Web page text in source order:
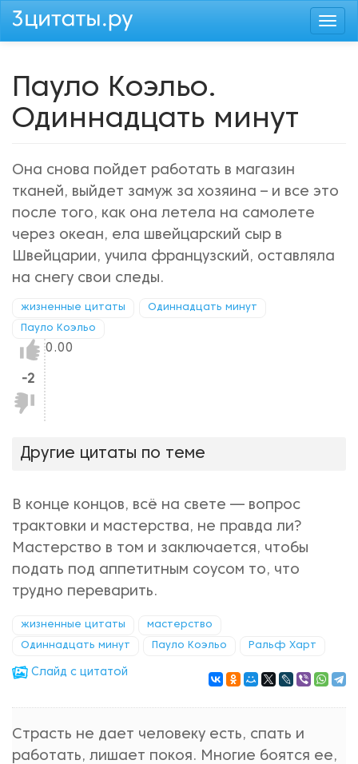
Перейти
Пауло Коэльо.
Одиннадцать минут
Она снова пойдет работать в магазин
тканей, выйдет замуж за хозяина – и все это
после того, как она летела на самолете
через океан, ела швейцарский сыр в
Швейцарии, учила французский, оставляла
на снегу свои следы.
жизненные цитаты Одиннадцать минут
Пауло Коэльо
Нравится!
-2
Не
нравится!
0.00
Другие цитаты по теме
В конце концов, всё на свете — вопрос
трактовки и мастерства, не правда ли?
Мастерство в том и заключается, чтобы
подать под аппетитным соусом то, что
трудно переварить.
жизненные цитаты мастерство
Одиннадцать минут Пауло Коэльо Ральф Харт
Cлайд с цитатой
Страсть не дает человеку есть, спать и
работать, лишает покоя. Многие боятся ее,